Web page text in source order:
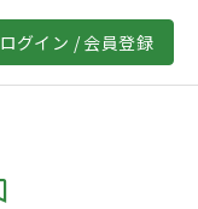
ログイン / 会員登録